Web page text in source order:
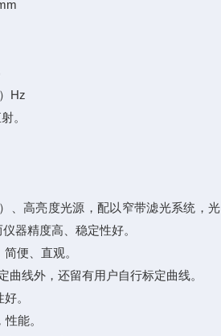
Hz
。
、高亮度光源，配以窄带滤光系统，光
器精度高、稳定性好。
便、直观。
线外，还留有用户自行标定曲线。
。
能。